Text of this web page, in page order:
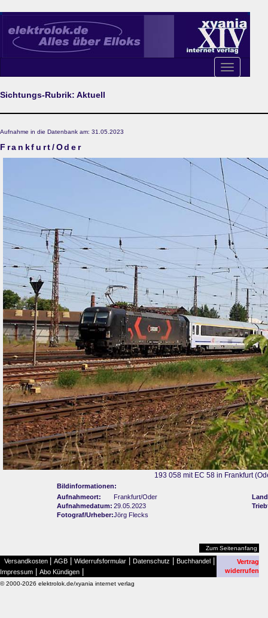
Toggle
navigation
Sichtungs-Rubrik: Aktuell
Aufnahme in die Datenbank am: 31.05.2023
Frankfurt/Oder
193 058 mit EC 58 in Frankfurt
Bildinformationen:
Aufnahmeort:
Frankfurt/Oder
Aufnahmedatum: 29.05.2023
Fotograf/Urheber:Jörg Flecks
Zum Seitenanfang
Versandkosten AGB Widerrufsformular Datenschutz Buchhandel
Impressum Abo Kündigen
Vertrag
widerrufen
© 2000-2026 elektrolok.de/xyania internet verlag